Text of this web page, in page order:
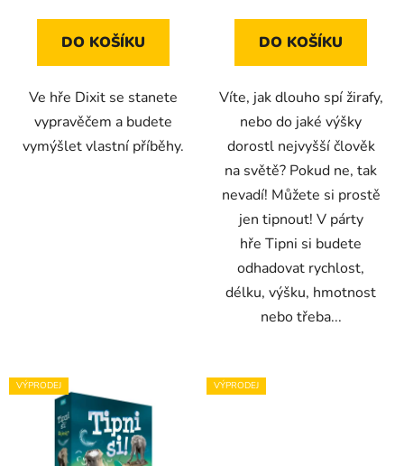
DO KOŠÍKU
Ve hře Dixit se stanete
vypravěčem a budete
vymýšlet vlastní příběhy.
DO KOŠÍKU
Víte, jak dlouho spí žirafy,
nebo do jaké výšky
dorostl nejvyšší člověk
na světě? Pokud ne, tak
nevadí! Můžete si prostě
jen tipnout! V párty
hře Tipni si budete
odhadovat rychlost,
délku, výšku, hmotnost
nebo třeba...
VÝPRODEJ VÝPRODEJ